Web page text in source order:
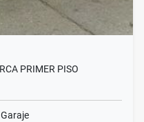
PRIMER PISO
Garaje